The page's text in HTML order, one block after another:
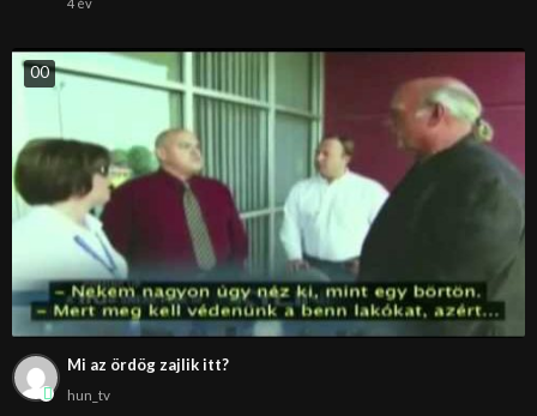
00
Mi az ördög zajlik itt?
hun_tv